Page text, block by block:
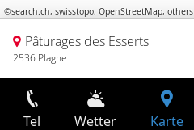
©search.ch, swisstopo, OpenStreetMap, others
Pâturages des Esserts
2536 Plagne
Tel Wetter Karte